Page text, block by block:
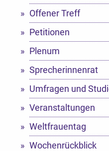
Offener Treff
Petitionen
Plenum
Sprecherinnenrat
Umfragen und
Veranstaltungen
Weltfrauentag
Wochenrückblick